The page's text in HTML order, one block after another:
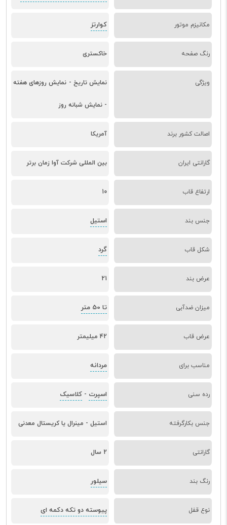
مکانیزم موتور کوارتز
رنگ صفحه خاکستری
ویژگی نمایش تاریخ - نمایش روزهای هفته
- نمایش شبانه روز
اصالت کشور برند آمریکا
گارانتی ایران بین المللی شرکت آوا زمان برتر
ارتفاع قاب 10
جنس بند استیل
شکل قاب گرد
عرض بند 21
میزان ضدآبی تا 50 متر
عرض قاب 42 میلیمتر
مناسب برای مردانه
رده سنی اسپرت - کلاسیک
جنس بکارگرفته استیل - مینرال یا کریستال معدنی
گارانتی 2 سال
رنگ بند سیلور
نوع قفل پیوسته دو تکه دکمه ای